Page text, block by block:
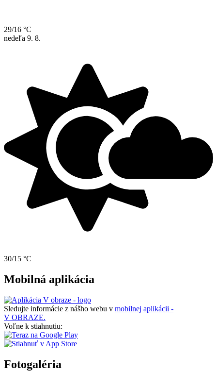
29/16 °C
nedeľa 9. 8.
30/15 °C
Mobilná aplikácia
Sledujte informácie z nášho webu v mobilnej aplikácii -
V OBRAZE.
Voľne k stiahnutiu:
Fotogaléria